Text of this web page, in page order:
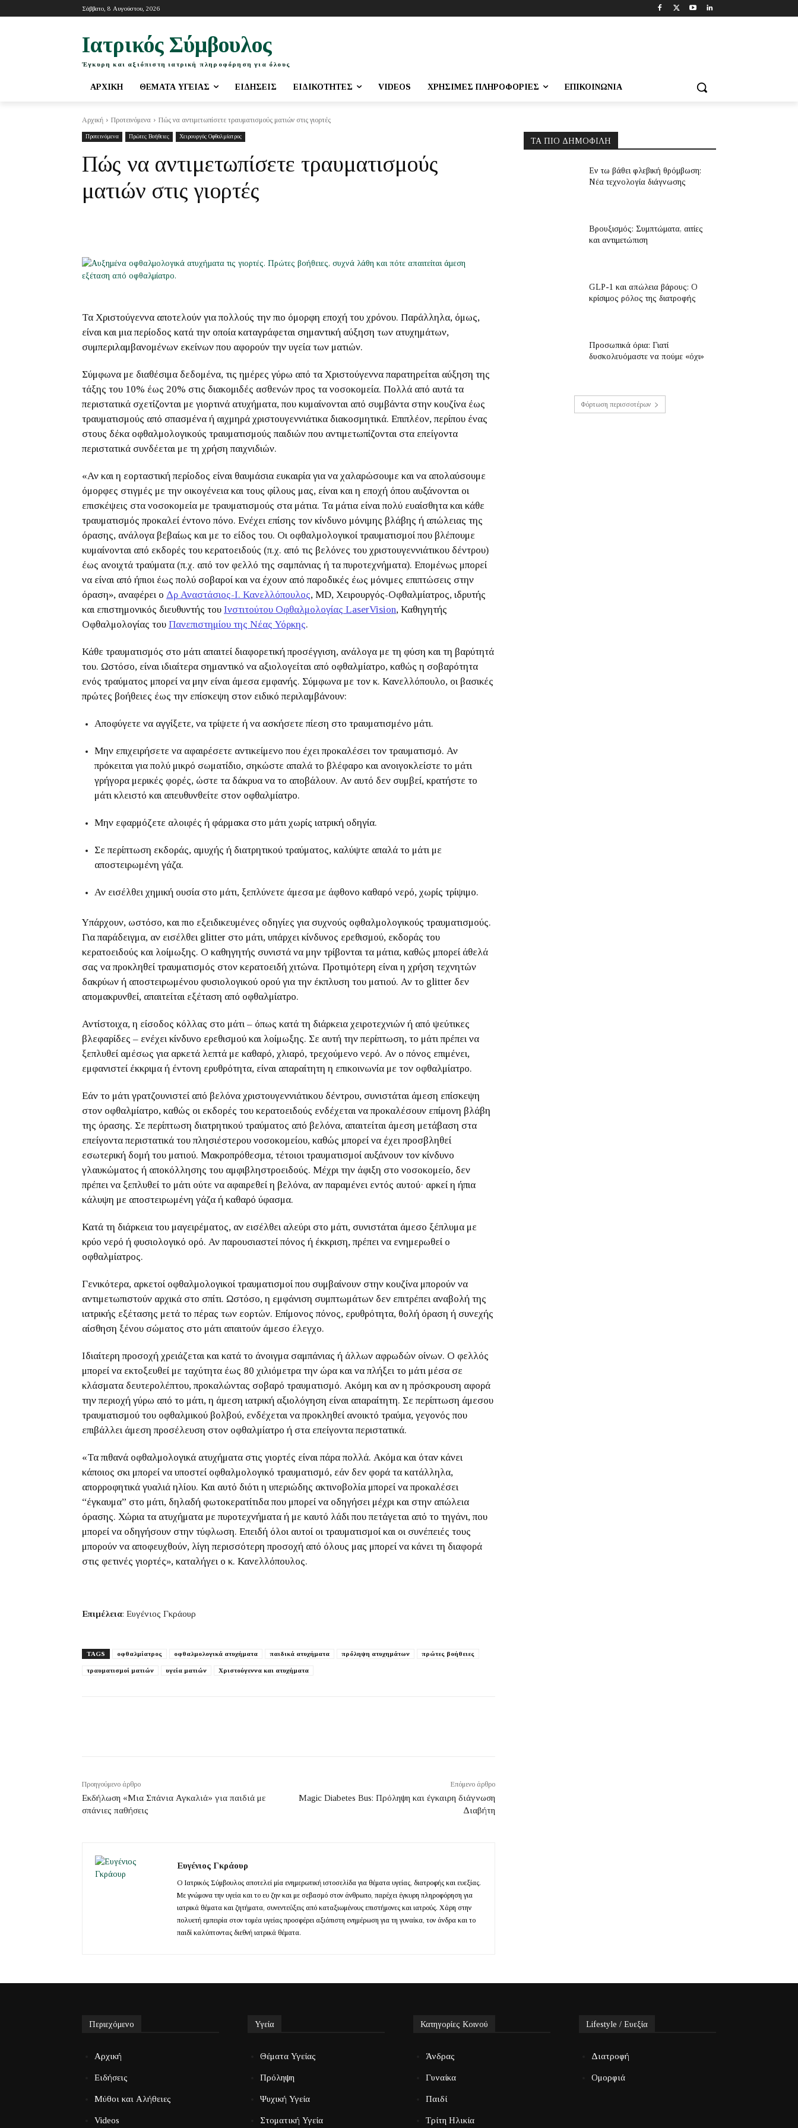
Σάββατο, 8 Αυγούστου, 2026
Ιατρικός Σύμβουλος
Έγκυρη και αξιόπιστη ιατρική πληροφόρηση για όλους
ΑΡΧΙΚΉ ΘΈΜΑΤΑ ΥΓΕΊΑΣ ΕΙΔΉΣΕΙΣ ΕΙΔΙΚΌΤΗΤΕΣ VIDEOS ΧΡΉΣΙΜΕΣ ΠΛΗΡΟΦΟΡΊΕΣ ΕΠΙΚΟΙΝΩΝΊΑ
Αρχική Προτεινόμενα Πώς να αντιμετωπίσετε τραυματισμούς ματιών στις γιορτές
Προτεινόμενα Πρώτες Βοήθειες Χειρουργός Οφθαλμίατρος
Πώς να αντιμετωπίσετε τραυματισμούς
ματιών στις γιορτές
Τα Χριστούγεννα αποτελούν για πολλούς την πιο όμορφη εποχή του χρόνου. Παράλληλα, όμως,
είναι και μια περίοδος κατά την οποία καταγράφεται σημαντική αύξηση των ατυχημάτων,
συμπεριλαμβανομένων εκείνων που αφορούν την υγεία των ματιών.
Σύμφωνα με διαθέσιμα δεδομένα, τις ημέρες γύρω από τα Χριστούγεννα παρατηρείται αύξηση της
τάξης του 10% έως 20% στις διακομιδές ασθενών προς τα νοσοκομεία. Πολλά από αυτά τα
περιστατικά σχετίζονται με γιορτινά ατυχήματα, που κυμαίνονται από συμβάντα στην κουζίνα έως
τραυματισμούς από σπασμένα ή αιχμηρά χριστουγεννιάτικα διακοσμητικά. Επιπλέον, περίπου ένας
στους δέκα οφθαλμολογικούς τραυματισμούς παιδιών που αντιμετωπίζονται στα επείγοντα
περιστατικά συνδέεται με τη χρήση παιχνιδιών.
«Αν και η εορταστική περίοδος είναι θαυμάσια ευκαιρία για να χαλαρώσουμε και να απολαύσουμε
όμορφες στιγμές με την οικογένεια και τους φίλους μας, είναι και η εποχή όπου αυξάνονται οι
επισκέψεις στα νοσοκομεία με τραυματισμούς στα μάτια. Τα μάτια είναι πολύ ευαίσθητα και κάθε
τραυματισμός προκαλεί έντονο πόνο. Ενέχει επίσης τον κίνδυνο μόνιμης βλάβης ή απώλειας της
όρασης, ανάλογα βεβαίως και με το είδος του. Οι οφθαλμολογικοί τραυματισμοί που βλέπουμε
κυμαίνονται από εκδορές του κερατοειδούς (π.χ. από τις βελόνες του χριστουγεννιάτικου δέντρου)
έως ανοιχτά τραύματα (π.χ. από τον φελλό της σαμπάνιας ή τα πυροτεχνήματα). Επομένως μπορεί
να είναι από ήπιοι έως πολύ σοβαροί και να έχουν από παροδικές έως μόνιμες επιπτώσεις στην
όραση», αναφέρει ο Δρ Αναστάσιος-Ι. Κανελλόπουλος, MD, Χειρουργός-Οφθαλμίατρος, ιδρυτής
και επιστημονικός διευθυντής του Ινστιτούτου Οφθαλμολογίας LaserVision, Καθηγητής
Οφθαλμολογίας του Πανεπιστημίου της Νέας Υόρκης.
Κάθε τραυματισμός στο μάτι απαιτεί διαφορετική προσέγγιση, ανάλογα με τη φύση και τη βαρύτητά
του. Ωστόσο, είναι ιδιαίτερα σημαντικό να αξιολογείται από οφθαλμίατρο, καθώς η σοβαρότητα
ενός τραύματος μπορεί να μην είναι άμεσα εμφανής. Σύμφωνα με τον κ. Κανελλόπουλο, οι βασικές
πρώτες βοήθειες έως την επίσκεψη στον ειδικό περιλαμβάνουν:
Αποφύγετε να αγγίξετε, να τρίψετε ή να ασκήσετε πίεση στο τραυματισμένο μάτι.
Μην επιχειρήσετε να αφαιρέσετε αντικείμενο που έχει προκαλέσει τον τραυματισμό. Αν
πρόκειται για πολύ μικρό σωματίδιο, σηκώστε απαλά το βλέφαρο και ανοιγοκλείστε το μάτι
γρήγορα μερικές φορές, ώστε τα δάκρυα να το αποβάλουν. Αν αυτό δεν συμβεί, κρατήστε το
μάτι κλειστό και απευθυνθείτε στον οφθαλμίατρο.
Μην εφαρμόζετε αλοιφές ή φάρμακα στο μάτι χωρίς ιατρική οδηγία.
Σε περίπτωση εκδοράς, αμυχής ή διατρητικού τραύματος, καλύψτε απαλά το μάτι με
αποστειρωμένη γάζα.
Αν εισέλθει χημική ουσία στο μάτι, ξεπλύνετε άμεσα με άφθονο καθαρό νερό, χωρίς τρίψιμο.
Υπάρχουν, ωστόσο, και πιο εξειδικευμένες οδηγίες για συχνούς οφθαλμολογικούς τραυματισμούς.
Για παράδειγμα, αν εισέλθει glitter στο μάτι, υπάρχει κίνδυνος ερεθισμού, εκδοράς του
κερατοειδούς και λοίμωξης. Ο καθηγητής συνιστά να μην τρίβονται τα μάτια, καθώς μπορεί άθελά
σας να προκληθεί τραυματισμός στον κερατοειδή χιτώνα. Προτιμότερη είναι η χρήση τεχνητών
δακρύων ή αποστειρωμένου φυσιολογικού ορού για την έκπλυση του ματιού. Αν το glitter δεν
απομακρυνθεί, απαιτείται εξέταση από οφθαλμίατρο.
Αντίστοιχα, η είσοδος κόλλας στο μάτι – όπως κατά τη διάρκεια χειροτεχνιών ή από ψεύτικες
βλεφαρίδες – ενέχει κίνδυνο ερεθισμού και λοίμωξης. Σε αυτή την περίπτωση, το μάτι πρέπει να
ξεπλυθεί αμέσως για αρκετά λεπτά με καθαρό, χλιαρό, τρεχούμενο νερό. Αν ο πόνος επιμένει,
εμφανιστεί έκκριμα ή έντονη ερυθρότητα, είναι απαραίτητη η επικοινωνία με τον οφθαλμίατρο.
Εάν το μάτι γρατζουνιστεί από βελόνα χριστουγεννιάτικου δέντρου, συνιστάται άμεση επίσκεψη
στον οφθαλμίατρο, καθώς οι εκδορές του κερατοειδούς ενδέχεται να προκαλέσουν επίμονη βλάβη
της όρασης. Σε περίπτωση διατρητικού τραύματος από βελόνα, απαιτείται άμεση μετάβαση στα
επείγοντα περιστατικά του πλησιέστερου νοσοκομείου, καθώς μπορεί να έχει προσβληθεί
εσωτερική δομή του ματιού. Μακροπρόθεσμα, τέτοιοι τραυματισμοί αυξάνουν τον κίνδυνο
γλαυκώματος ή αποκόλλησης του αμφιβληστροειδούς. Μέχρι την άφιξη στο νοσοκομείο, δεν
πρέπει να ξεπλυθεί το μάτι ούτε να αφαιρεθεί η βελόνα, αν παραμένει εντός αυτού· αρκεί η ήπια
κάλυψη με αποστειρωμένη γάζα ή καθαρό ύφασμα.
Κατά τη διάρκεια του μαγειρέματος, αν εισέλθει αλεύρι στο μάτι, συνιστάται άμεσο ξέπλυμα με
κρύο νερό ή φυσιολογικό ορό. Αν παρουσιαστεί πόνος ή έκκριση, πρέπει να ενημερωθεί ο
οφθαλμίατρος.
Γενικότερα, αρκετοί οφθαλμολογικοί τραυματισμοί που συμβαίνουν στην κουζίνα μπορούν να
αντιμετωπιστούν αρχικά στο σπίτι. Ωστόσο, η εμφάνιση συμπτωμάτων δεν επιτρέπει αναβολή της
ιατρικής εξέτασης μετά το πέρας των εορτών. Επίμονος πόνος, ερυθρότητα, θολή όραση ή συνεχής
αίσθηση ξένου σώματος στο μάτι απαιτούν άμεσο έλεγχο.
Ιδιαίτερη προσοχή χρειάζεται και κατά το άνοιγμα σαμπάνιας ή άλλων αφρωδών οίνων. Ο φελλός
μπορεί να εκτοξευθεί με ταχύτητα έως 80 χιλιόμετρα την ώρα και να πλήξει το μάτι μέσα σε
κλάσματα δευτερολέπτου, προκαλώντας σοβαρό τραυματισμό. Ακόμη και αν η πρόσκρουση αφορά
την περιοχή γύρω από το μάτι, η άμεση ιατρική αξιολόγηση είναι απαραίτητη. Σε περίπτωση άμεσου
τραυματισμού του οφθαλμικού βολβού, ενδέχεται να προκληθεί ανοικτό τραύμα, γεγονός που
επιβάλλει άμεση προσέλευση στον οφθαλμίατρο ή στα επείγοντα περιστατικά.
«Τα πιθανά οφθαλμολογικά ατυχήματα στις γιορτές είναι πάρα πολλά. Ακόμα και όταν κάνει
κάποιος σκι μπορεί να υποστεί οφθαλμολογικό τραυματισμό, εάν δεν φορά τα κατάλληλα,
απορροφητικά γυαλιά ηλίου. Και αυτό διότι η υπεριώδης ακτινοβολία μπορεί να προκαλέσει
“έγκαυμα” στο μάτι, δηλαδή φωτοκερατίτιδα που μπορεί να οδηγήσει μέχρι και στην απώλεια
όρασης. Χώρια τα ατυχήματα με πυροτεχνήματα ή με καυτό λάδι που πετάγεται από το τηγάνι, που
μπορεί να οδηγήσουν στην τύφλωση. Επειδή όλοι αυτοί οι τραυματισμοί και οι συνέπειές τους
μπορούν να αποφευχθούν, λίγη περισσότερη προσοχή από όλους μας μπορεί να κάνει τη διαφορά
στις φετινές γιορτές», καταλήγει ο κ. Κανελλόπουλος.
Επιμέλεια: Ευγένιος Γκράουρ
TAGS οφθαλμίατρος οφθαλμολογικά ατυχήματα παιδικά ατυχήματα πρόληψη ατυχημάτων πρώτες βοήθειες
τραυματισμοί ματιών υγεία ματιών Χριστούγεννα και ατυχήματα
Προηγούμενο άρθρο
Εκδήλωση «Μια Σπάνια Αγκαλιά» για παιδιά με
σπάνιες παθήσεις
Επόμενο άρθρο
Magic Diabetes Bus: Πρόληψη και έγκαιρη διάγνωση
Διαβήτη
Ευγένιος Γκράουρ
Ο Ιατρικός Σύμβουλος αποτελεί μία ενημερωτική ιστοσελίδα για θέματα υγείας, διατροφής και ευεξίας.
Με γνώμονα την υγεία και το ευ ζην και με σεβασμό στον άνθρωπο, παρέχει έγκυρη πληροφόρηση για
ιατρικά θέματα και ζητήματα, συνεντεύξεις από καταξιωμένους επιστήμονες και ιατρούς. Χάρη στην
πολυετή εμπειρία στον τομέα υγείας προσφέρει αξιόπιστη ενημέρωση για τη γυναίκα, τον άνδρα και το
παιδί καλύπτοντας διεθνή ιατρικά θέματα.
ΤΑ ΠΙΟ ΔΗΜΟΦΙΛΉ
Εν τω βάθει φλεβική θρόμβωση:
Νέα τεχνολογία διάγνωσης
Βρουξισμός: Συμπτώματα, αιτίες
και αντιμετώπιση
GLP-1 και απώλεια βάρους: Ο
κρίσιμος ρόλος της διατροφής
Προσωπικά όρια: Γιατί
δυσκολευόμαστε να πούμε «όχι»
Φόρτωση περισσοτέρων
Περιεχόμενο
Αρχική
Ειδήσεις
Μύθοι και Αλήθειες
Videos
Υγεία
Θέματα Υγείας
Πρόληψη
Ψυχική Υγεία
Στοματική Υγεία
Κατηγορίες Κοινού
Άνδρας
Γυναίκα
Παιδί
Τρίτη Ηλικία
Lifestyle / Ευεξία
Διατροφή
Ομορφιά